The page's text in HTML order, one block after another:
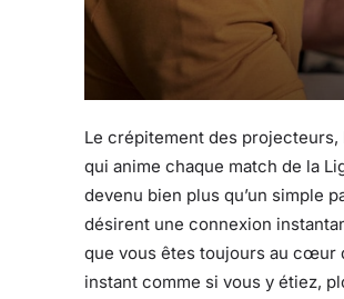
Le crépitement des
qui anime chaque match de la
devenu bien plus qu’un simple
désirent une connexion
que vous êtes toujours au cœur
instant comme si vous y étiez,